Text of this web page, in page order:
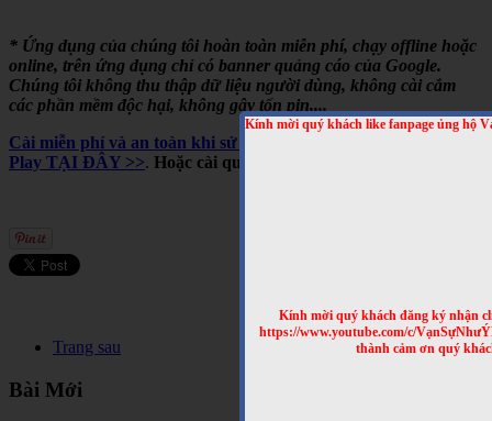
Kính mời quý khách like fanpage ủng hộ
Kính mời quý khách đăng ký nhận
https://www.youtube.com/c/
thành cảm ơn quý
* Ứng dụng của chúng tôi hoàn toàn miễn phí, chạy offline hoặc
online, trên ứng dụng chỉ có banner quảng cáo của Google.
Chúng tôi không thu thập dữ liệu người dùng, không cài cắm
các phần mềm độc hại, không gây tốn pin,...
Cài miễn phí và an toàn khi sử dụng cho Android, trên Google
Play TẠI ĐÂY >>. Hoặc cài qua mã QRCODE sau
Trang sau
Bài Mới